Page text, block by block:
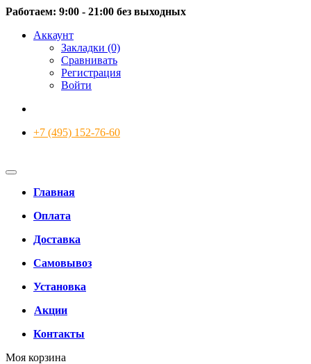
Работаем: 9:00 - 21:00 без выходных
Аккаунт
Закладки (0)
Сравнивать
Регистрация
Войти
+7 (495) 152-76-60
Главная
Оплата
Доставка
Самовывоз
Установка
Акции
Контакты
Моя корзина